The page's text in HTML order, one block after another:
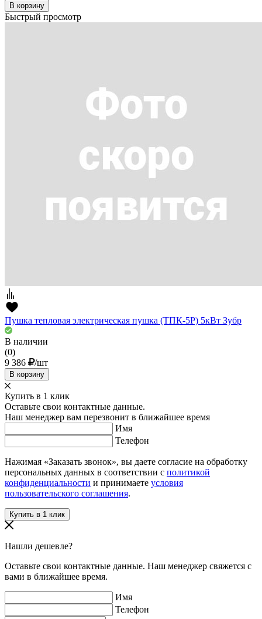
В корзину
Быстрый просмотр
Пушка тепловая электрическая пушка (ТПК-5Р) 5кВт Зубр
В наличии
(0)
9 386
/шт
В корзину
Купить в 1 клик
Оставьте свои контактные данные.
Наш менеджер вам перезвонит в ближайшее время
Имя
Телефон
Нажимая «Заказать звонок», вы даете согласие на обработку
персональных данных в соответствии с политикой
конфиденциальности и принимаете условия
пользовательского соглашения.
Нашли дешевле?
Оставьте свои контактные данные. Наш менеджер свяжется с
вами в ближайшее время.
Имя
Телефон